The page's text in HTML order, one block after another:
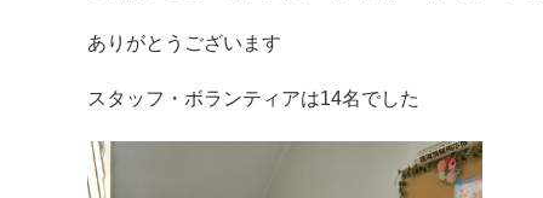
ありがとうございます
スタッフ・ボランティアは14名でした